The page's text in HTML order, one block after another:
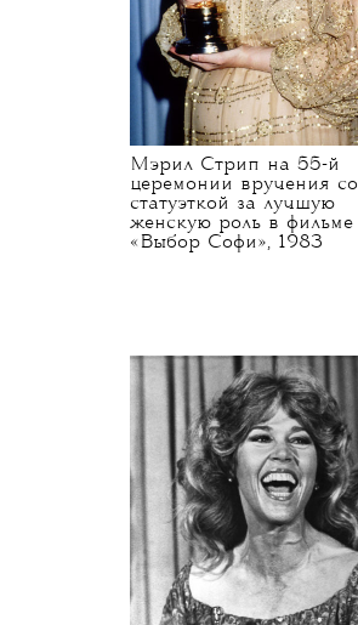
Мэрил Стрип на 55-й
церемонии вручения со
статуэткой за лучшую
женскую роль в фильме
«Выбор Софи», 1983